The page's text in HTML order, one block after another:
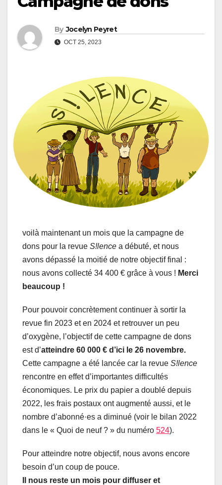
By Jocelyn Peyret
OCT 25, 2023
voilà maintenant un mois que la campagne de
dons pour la revue S!lence a débuté, et nous
avons dépassé la moitié de notre objectif final :
nous avons collecté 34 400 € grâce à vous ! Merci
beaucoup !
Pour pouvoir concrètement continuer à sortir la
revue fin 2023 et en 2024 et retrouver un peu
d’oxygène, l’objectif de cette campagne de dons
est d’atteindre 60 000 € d’ici le 26 novembre.
Cette campagne a été lancée car la revue S!lence
rencontre en effet d’importantes difficultés
économiques. Le prix du papier a doublé depuis
2022, les frais postaux ont augmenté aussi, et le
nombre d’abonné·es a diminué (voir le bilan 2022
dans le « Quoi de neuf ? » du numéro 524).
Pour atteindre notre objectif, nous avons encore
besoin d’un coup de pouce.
Il nous reste un mois pour diffuser et